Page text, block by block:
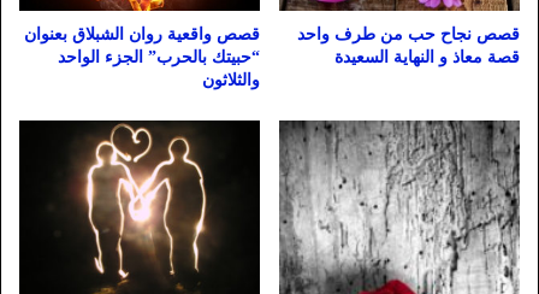
قصص نجاح حب من طرف واحد
قصة معاذ و النهاية السعيدة
قصص واقعية روان الشبلاق بعنوان
“حبيتك بالحرب” الجزء الواحد
والثلاثون